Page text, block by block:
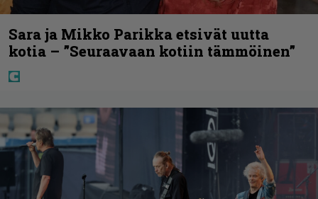
Sara ja Mikko Parikka etsivät uutta
kotia – ”Seuraavaan kotiin tämmöinen”